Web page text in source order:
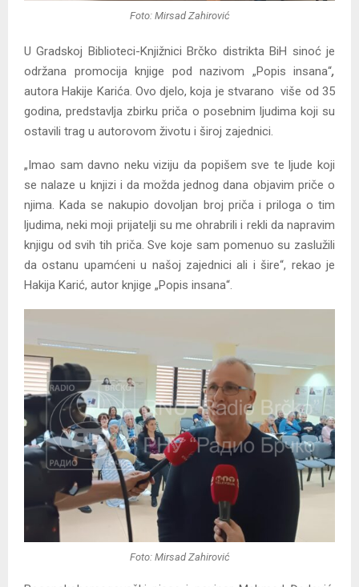
Foto: Mirsad Zahirović
U Gradskoj Biblioteci-Knjižnici Brčko distrikta BiH sinoć je
održana promocija knjige pod nazivom „Popis insana“,
autora Hakije Karića. Ovo djelo, koja je stvarano više od 35
godina, predstavlja zbirku priča o posebnim ljudima koji su
ostavili trag u autorovom životu i široj zajednici.
„Imao sam davno neku viziju da popišem sve te ljude koji
se nalaze u knjizi i da možda jednog dana objavim priče o
njima. Kada se nakupio dovoljan broj priča i priloga o tim
ljudima, neki moji prijatelji su me ohrabrili i rekli da napravim
knjigu od svih tih priča. Sve koje sam pomenuo su zaslužili
da ostanu upamćeni u našoj zajednici ali i šire“, rekao je
Hakija Karić, autor knjige „Popis insana“.
Foto: Mirsad Zahirović